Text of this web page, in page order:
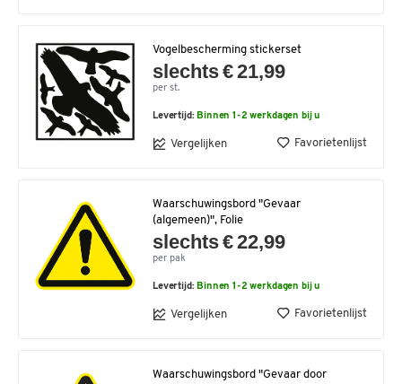
Vogelbescherming stickerset
slechts € 21,99
per st.
Levertijd: Binnen 1-2 werkdagen bij u
Vergelijken Favorietenlijst
Waarschuwingsbord "Gevaar
(algemeen)", Folie
slechts € 22,99
per pak
Levertijd: Binnen 1-2 werkdagen bij u
Vergelijken Favorietenlijst
Waarschuwingsbord "Gevaar door